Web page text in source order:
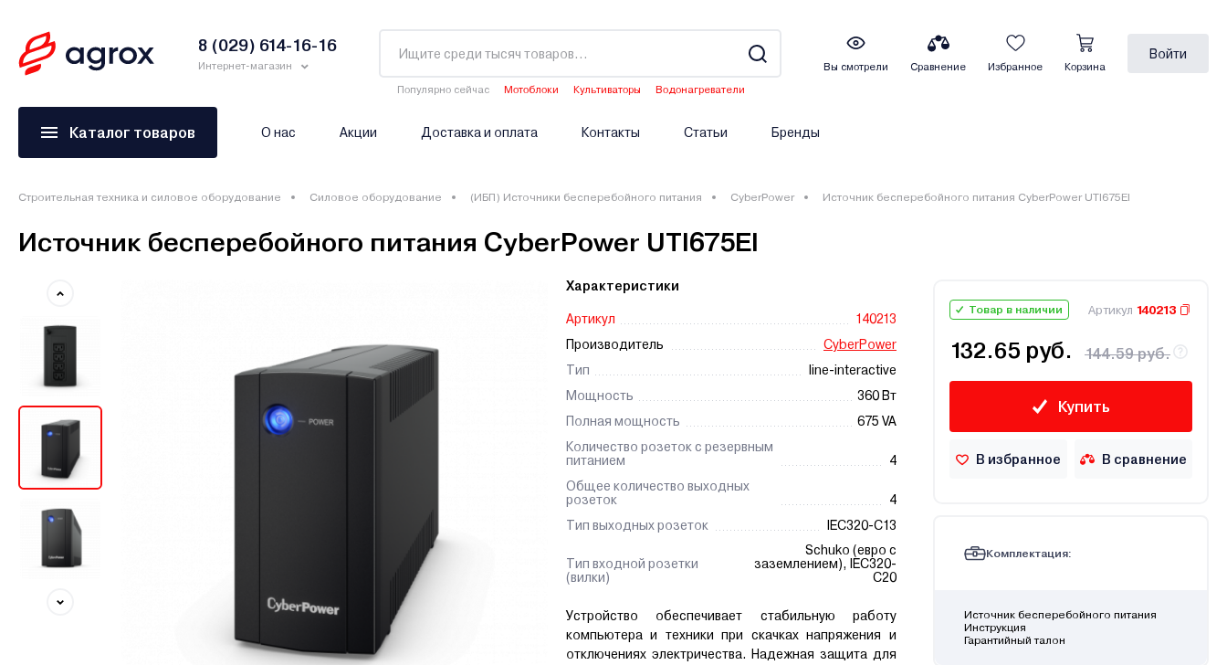
8 (029) 614-16-16
Интернет-магазин
Популярно сейчас Мотоблоки Культиваторы
Водонагреватели
Вы смотрели Сравнение Избранное Корзина
Войти
Каталог товаров О нас Акции Доставка и оплата Контакты Статьи Бренды
Строительная техника и силовое оборудование Силовое оборудование (ИБП) Источники бесперебойного питания CyberPower Источник бесперебойного питания CyberPower UTI675EI
Источник бесперебойного питания CyberPower UTI675EI
Характеристики
Артикул
140213
Производитель
CyberPower
Тип
line-interactive
Мощность
360 Вт
Полная мощность
675 VA
Количество розеток с резервным
питанием
4
Общее количество выходных
розеток
4
Тип выходных розеток
IEC320-C13
Тип входной розетки
(вилки)
Schuko (евро с
заземлением), IEC320-
C20
Устройство обеспечивает стабильную работу
компьютера и техники при скачках напряжения и
отключениях электричества. Надежная защита для
Товар в наличии Артикул 140213
132.65 руб. 144.59 руб.
Купить
В избранное В сравнение
Комплектация:
Источник бесперебойного питания
Инструкция
Гарантийный талон